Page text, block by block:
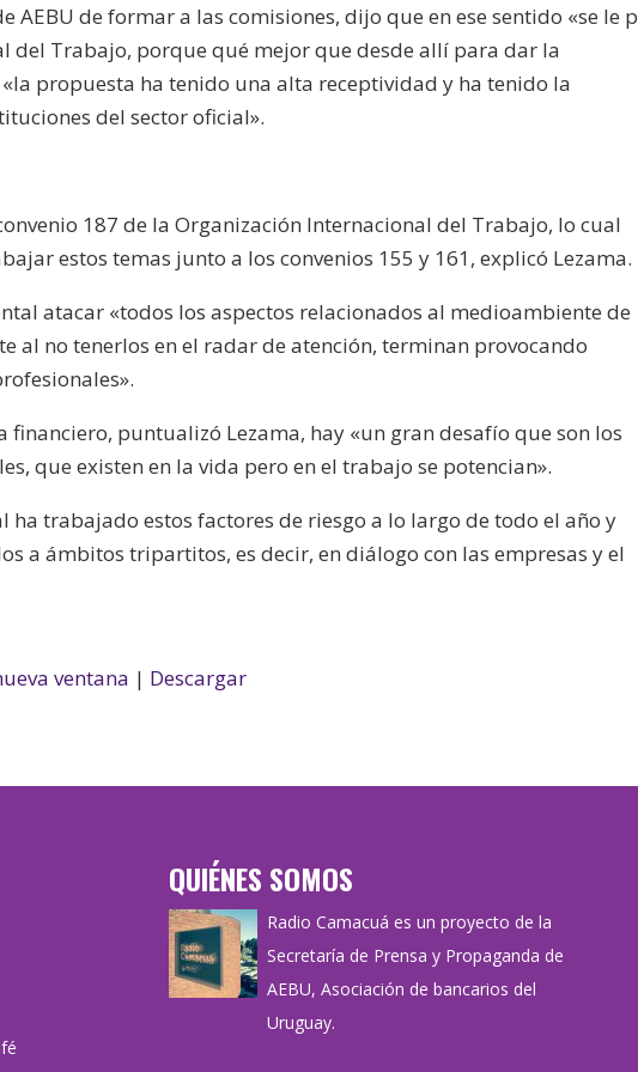
AEBU de formar a las comisiones, dijo que en ese sentido «se le
del Trabajo, porque qué mejor que desde allí para dar la
propuesta ha tenido una alta receptividad y ha tenido la
del sector oficial».
187 de la Organización Internacional del Trabajo, lo cual
estos temas junto a los convenios 155 y 161, explicó Lezama.
atacar «todos los aspectos relacionados al medioambiente de
al no tenerlos en el radar de atención, terminan provocando
financiero, puntualizó Lezama, hay «un gran desafío que son los
que existen en la vida pero en el trabajo se potencian».
ha trabajado estos factores de riesgo a lo largo de todo el año y
a ámbitos tripartitos, es decir, en diálogo con las empresas y el
ventana | Descargar
QUIÉNES SOMOS
Radio Camacuá es un proyecto de la
Secretaría de Prensa y Propaganda de
AEBU, Asociación de bancarios del
Uruguay.